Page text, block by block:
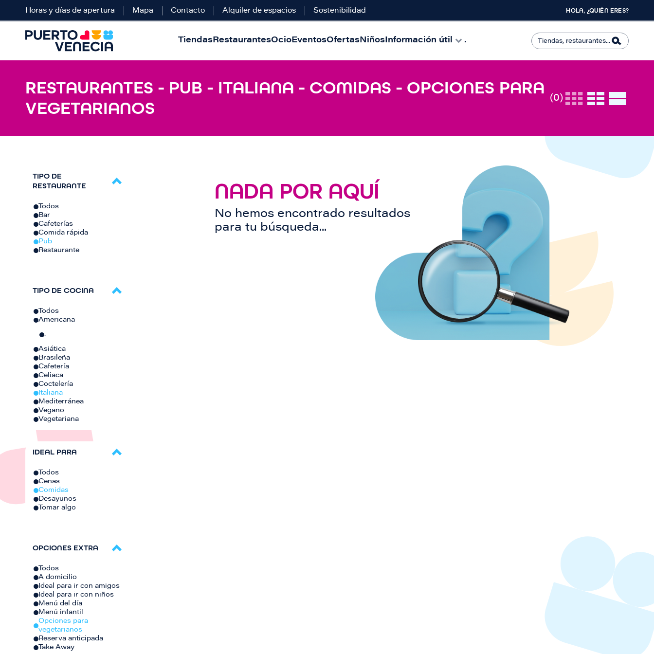
Horas y días de apertura Mapa Contacto Alquiler de espacios Sostenibilidad HOLA, ¿QUIÉN ERES?
TiendasRestaurantesOcioEventosOfertasNiñosInformación útil .
RESTAURANTES - PUB - ITALIANA - COMIDAS - OPCIONES PARA
VEGETARIANOS
(0)
TIPO DE
RESTAURANTE
Todos
Bar
Cafeterías
Comida rápida
Pub
Restaurante
TIPO DE COCINA
Todos
Americana
.
Asiática
Brasileña
Cafetería
Celiaca
Coctelería
Italiana
Mediterránea
Vegano
Vegetariana
IDEAL PARA
Todos
Cenas
Comidas
Desayunos
Tomar algo
OPCIONES EXTRA
Todos
A domicilio
Ideal para ir con amigos
Ideal para ir con niños
Menú del día
Menú infantil
Opciones para
vegetarianos
Reserva anticipada
Take Away
NADA POR AQUÍ
No hemos encontrado resultados
para tu búsqueda...